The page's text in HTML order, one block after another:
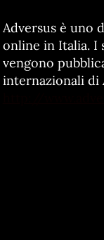
Adversus è uno
online in Italia. I
vengono
internazionali di